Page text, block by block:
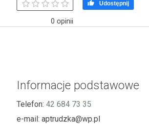
0 opinii
 Udostępnij
Informacje podstawowe
Telefon: 42 684 73 35
e-mail: aptrudzka@wp.pl